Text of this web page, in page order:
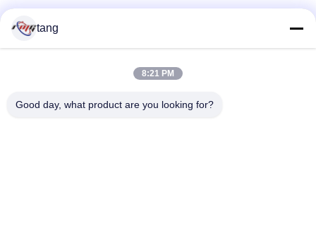
populaire categorieën
ATM-machinedelen
wincoratm delen NCR ATM Delen
tang
8:21 PM
Good day, what product are you looking for?